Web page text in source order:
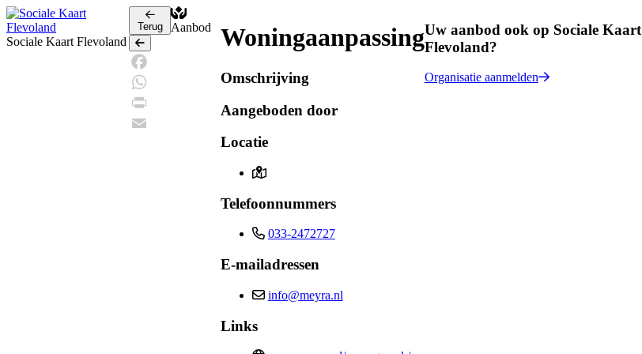
Sociale Kaart Flevoland
Terug
Terug
Facebook
WhatsApp
Print
Aanbod Woningaanpassing
Omschrijving
Aangeboden door
Locatie
Telefoonnummers
033-2472727
E-mailadressen
info@meyra.nl
Links
Uw aanbod ook op Sociale Kaart
Flevoland?
Organisatie aanmelden